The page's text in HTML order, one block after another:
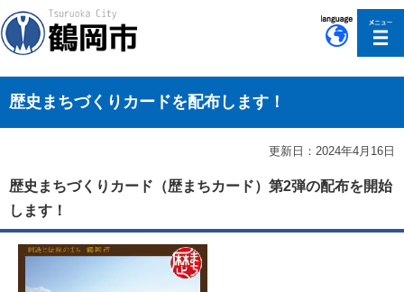
歴史まちづくりカードを配布します！
更新日：2024年4月16日
歴史まちづくりカード（歴まちカード）第2弾の配布を開始
します！